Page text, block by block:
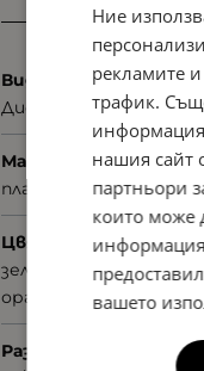
Вид
Диоптрични
Материал
пластмаса
Цвят
зелен
оранжев
Размер
Ние
рекламите
трафик.
информация
нашия сайт
партньори
които може
вашето